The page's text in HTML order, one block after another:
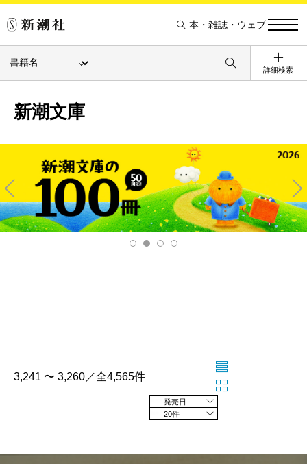
本・雑誌・ウェブ
詳細検索
新潮文庫
Pre
v
Ne
xt
3,241 〜 3,260／全4,565件
20件